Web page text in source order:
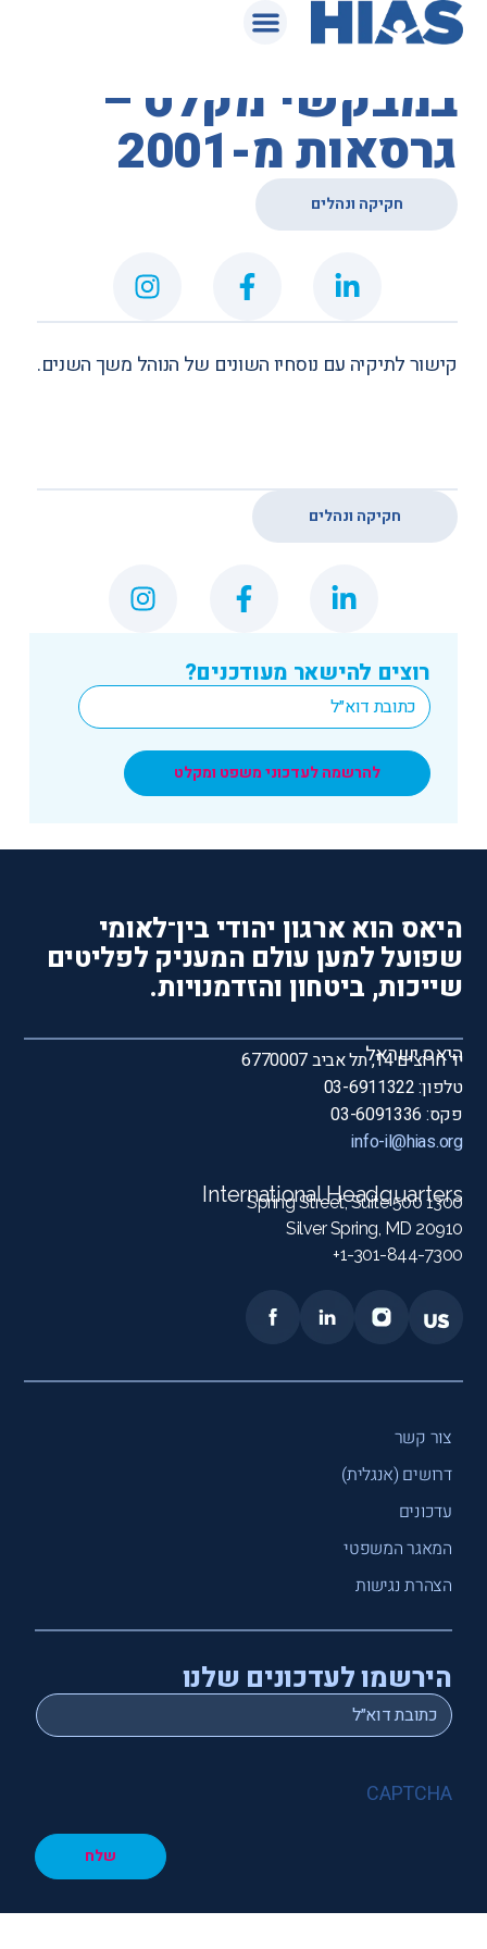
המאגר המשפטי
נוהל הטיפול
במבקשי מקלט –
גרסאות מ-2001
חקיקה ונהלים
קישור לתיקיה עם נוסחיו השונים של הנוהל משך השנים.
רוצים להישאר מעודכנים?
Email
*
להרשמה לעדכוני משפט ומקלט
חקיקה ונהלים
היאס הוא ארגון יהודי בין־לאומי
שפועל למען עולם המעניק לפליטים
שייכות, ביטחון והזדמנויות.
היאס ישראל
יד חרוצים 14, תל אביב 6770007
טלפון: 03-6911322
פקס: 03-6091336
info-il@hias.org
International Headquarters
1300 Spring Street, Suite 500
Silver Spring, MD 20910
1-301-844-7300+
צור קשר
דרושים (אנגלית)
עדכונים
המאגר המשפטי
הצהרת נגישות
הירשמו לעדכונים שלנו
Email
*
CAPTCHA
שלח